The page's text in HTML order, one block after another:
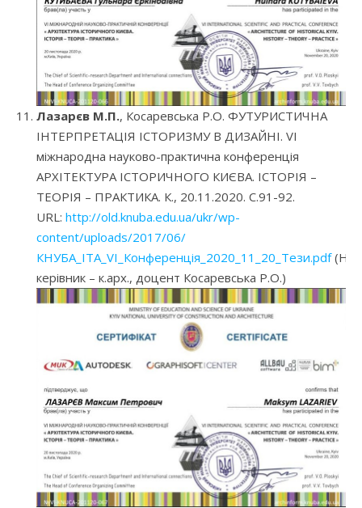
Лазарєв М.П., Косаревська Р.О. ФУТУРИСТИЧНА
ІНТЕРПРЕТАЦІЯ ІСТОРИЗМУ В ДИЗАЙНІ. VI
міжнародна науково-практична конференція
АРХІТЕКТУРА ІСТОРИЧНОГО КИЄВА. ІСТОРІЯ –
ТЕОРІЯ – ПРАКТИКА. К., 20.11.2020. С.91-92.
URL: http://old.knuba.edu.ua/ukr/wp-
content/uploads/2017/06/
КНУБА_ІТА_VI_Конференція_2020_11_20_Тези.pdf
керівник – к.арх., доцент Косаревська Р.О.)